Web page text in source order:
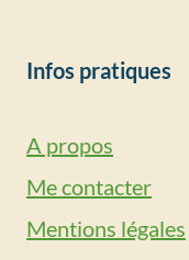
Infos pratiques
A propos
Me contacter
Mentions légales